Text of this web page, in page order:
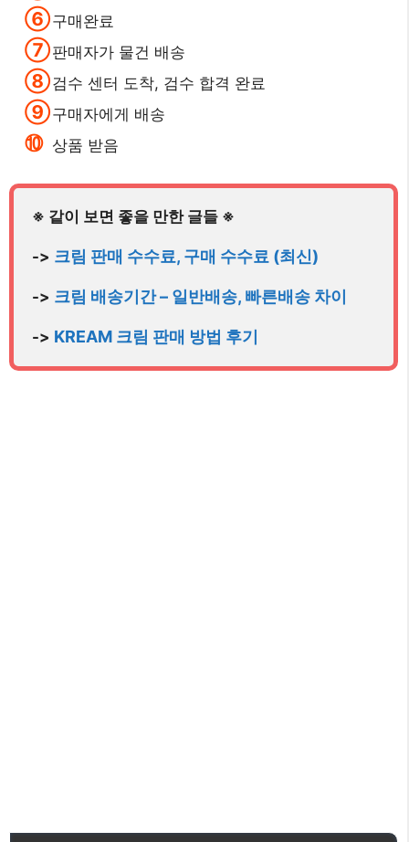
구매완료
판매자가 물건 배송
검수 센터 도착, 검수 합격 완료
구매자에게 배송
상품 받음
->
-> 크림 배송기간 – 일반배송, 빠른배송 차이
-> KREAM 크림 판매 방법 후기